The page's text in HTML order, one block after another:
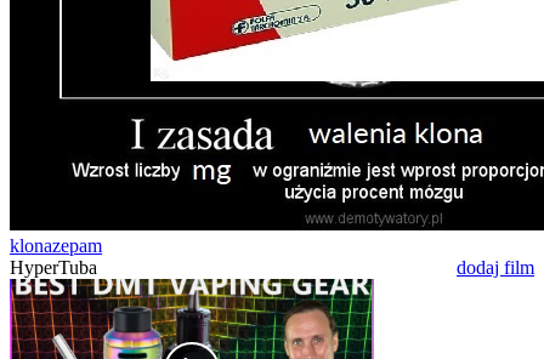
klonazepam
HyperTuba
dodaj film